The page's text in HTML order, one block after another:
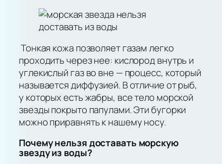
Тонкая кожа позволяет газам легко
проходить через нее: кислород внутрь и
углекислый газ во вне — процесс, который
называется диффузией. В отличие от рыб,
у которых есть жабры, все тело морской
звезды покрыто папулами. Эти бугорки
можно приравнять к нашему носу.
Почему нельзя доставать морскую
звезду из воды?